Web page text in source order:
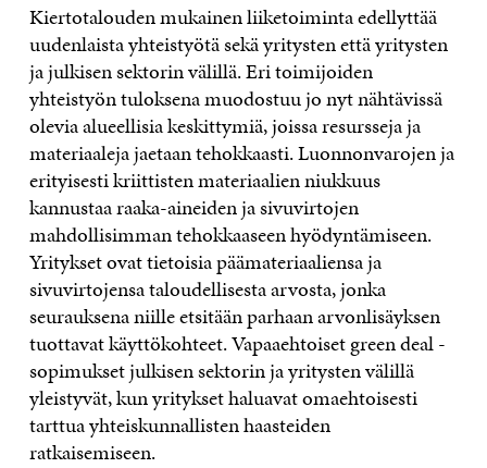
Kiertotalouden mukainen liiketoiminta edellyttää
uudenlaista yhteistyötä sekä yritysten että yritysten
ja julkisen sektorin välillä. Eri toimijoiden
yhteistyön tuloksena muodostuu jo nyt nähtävissä
olevia alueellisia keskittymiä, joissa resursseja ja
materiaaleja jaetaan tehokkaasti. Luonnonvarojen ja
erityisesti kriittisten materiaalien niukkuus
kannustaa raaka-aineiden ja sivuvirtojen
mahdollisimman tehokkaaseen hyödyntämiseen.
Yritykset ovat tietoisia päämateriaaliensa ja
sivuvirtojensa taloudellisesta arvosta, jonka
seurauksena niille etsitään parhaan arvonlisäyksen
tuottavat käyttökohteet. Vapaaehtoiset green deal -
sopimukset julkisen sektorin ja yritysten välillä
yleistyvät, kun yritykset haluavat omaehtoisesti
tarttua yhteiskunnallisten haasteiden
ratkaisemiseen.